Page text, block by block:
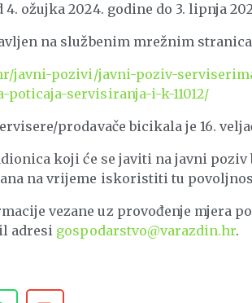
ožujka 2024. godine do 3. lipnja
na službenim mrežnim
javni-pozivi/javni-poziv-
poticaja-servisiranja-i-k-11012/
prodavače bicikala je 16.
koji će se javiti na javni poziv
na vrijeme iskoristiti tu
vezane uz provođenje mjera
adresi gospodarstvo@varazdin.hr.